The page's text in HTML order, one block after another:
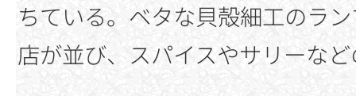
ちている。ベタな貝殻細工のラ
店が並び、スパイスやサリーな